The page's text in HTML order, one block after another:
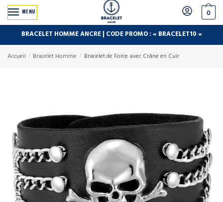
MENU 0
BRACELET HOMME ANCRE | CODE PROMO : « BRACELET10 »
Accueil / Bracelet Homme / Bracelet de Force avec Crâne en Cuir